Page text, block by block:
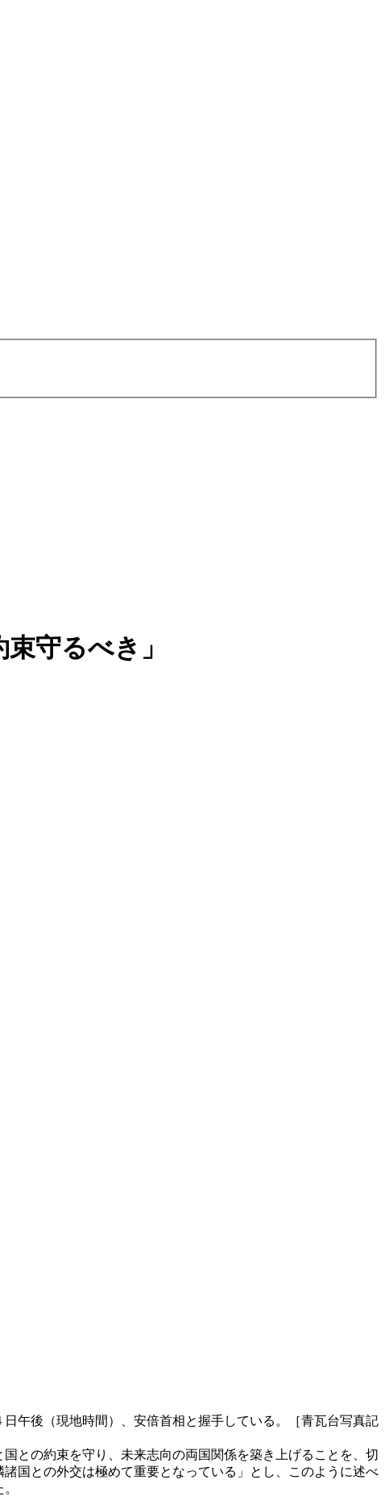
守るべき」
午後（現地時間）、安倍首相と握手している。［青瓦台写真記
との約束を守り、未来志向の両国関係を築き上げることを、切
国との外交は極めて重要となっている」とし、このように述べ